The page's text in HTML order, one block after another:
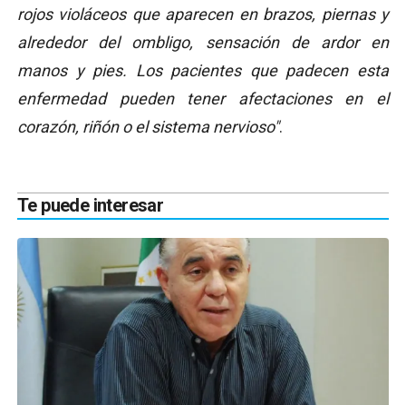
rojos violáceos que aparecen en brazos, piernas y
alrededor del ombligo, sensación de ardor en
manos y pies. Los pacientes que padecen esta
enfermedad pueden tener afectaciones en el
corazón, riñón o el sistema nervioso".
Te puede interesar